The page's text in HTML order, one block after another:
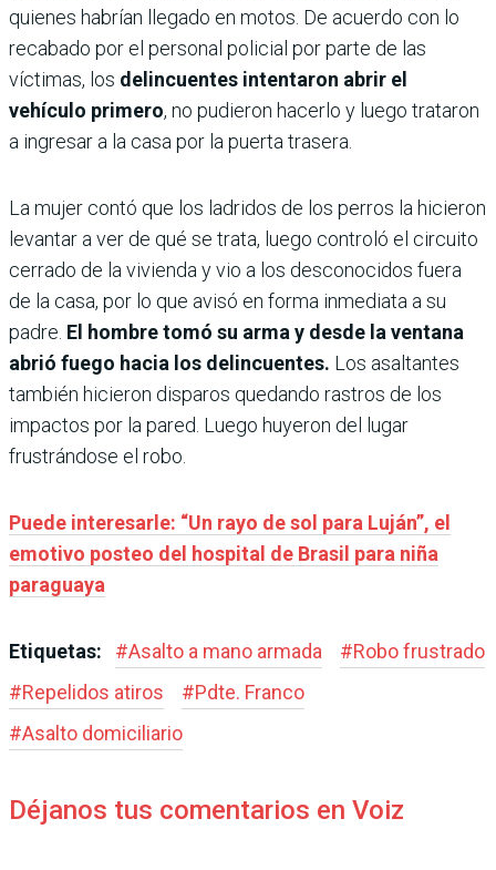
quienes habrían llegado en motos. De acuerdo con lo
recabado por el personal policial por parte de las
víctimas, los delincuentes intentaron abrir el
vehículo primero, no pudieron hacerlo y luego trataron
a ingresar a la casa por la puerta trasera.
La mujer contó que los ladridos de los perros la hicieron
levantar a ver de qué se trata, luego controló el circuito
cerrado de la vivienda y vio a los desconocidos fuera
de la casa, por lo que avisó en forma inmediata a su
padre. El hombre tomó su arma y desde la ventana
abrió fuego hacia los delincuentes. Los asaltantes
también hicieron disparos quedando rastros de los
impactos por la pared. Luego huyeron del lugar
frustrándose el robo.
Puede interesarle: “Un rayo de sol para Luján”, el
emotivo posteo del hospital de Brasil para niña
paraguaya
Etiquetas: #Asalto a mano armada #Robo frustrado
#Repelidos atiros #Pdte. Franco
#Asalto domiciliario
Déjanos tus comentarios en Voiz